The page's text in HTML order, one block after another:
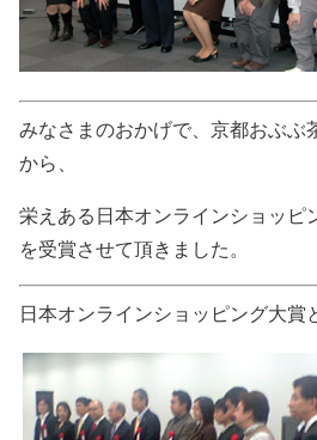
みなさまのおかげで、京都おぶぶ
から、
栄えある日本オンラインショッピ
を受賞させて頂きました。
日本オンラインショッピング大賞